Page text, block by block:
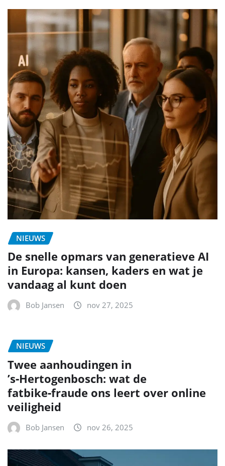
NIEUWS
De snelle opmars van generatieve AI
in Europa: kansen, kaders en wat je
vandaag al kunt doen
Bob Jansen nov 27, 2025
NIEUWS
Twee aanhoudingen in
’s‑Hertogenbosch: wat de
fatbike‑fraude ons leert over online
veiligheid
Bob Jansen nov 26, 2025